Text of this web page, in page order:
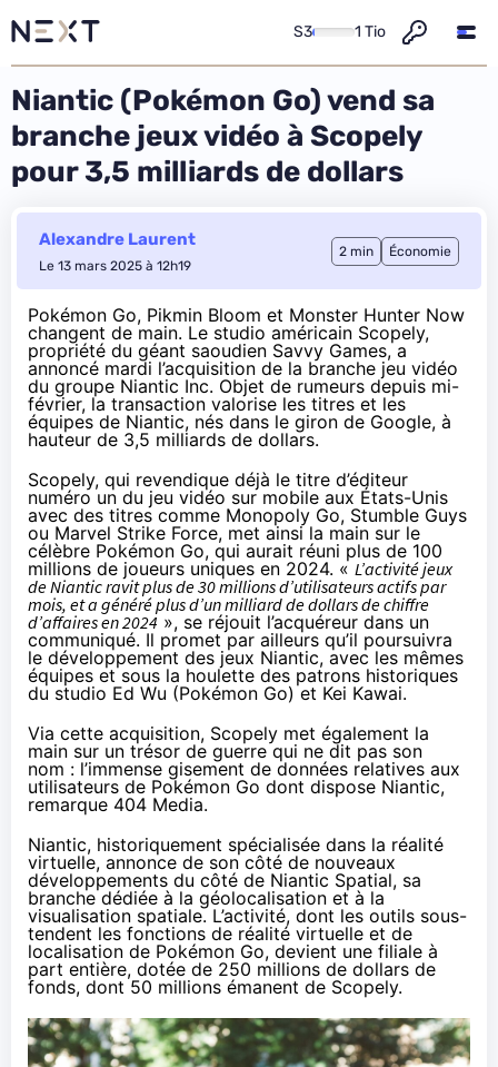
S3 1 Tio
Niantic (Pokémon Go) vend sa
branche jeux vidéo à Scopely
pour 3,5 milliards de dollars
Alexandre Laurent
Le 13 mars 2025 à 12h19
2 min Économie
Pokémon Go, Pikmin Bloom et Monster Hunter Now
changent de main. Le studio américain Scopely,
propriété du géant saoudien Savvy Games, a
annoncé mardi l’acquisition de la branche jeu vidéo
du groupe Niantic Inc. Objet de rumeurs depuis mi-
février, la transaction valorise les titres et les
équipes de Niantic, nés dans le giron de Google, à
hauteur de 3,5 milliards de dollars.
Scopely, qui revendique déjà le titre d’éditeur
numéro un du jeu vidéo sur mobile aux États-Unis
avec des titres comme Monopoly Go, Stumble Guys
ou Marvel Strike Force, met ainsi la main sur le
célèbre Pokémon Go, qui aurait réuni plus de 100
millions de joueurs uniques en 2024. « L’activité jeux
de Niantic ravit plus de 30 millions d’utilisateurs actifs par
mois, et a généré plus d’un milliard de dollars de chiffre
d’affaires en 2024 », se réjouit l’acquéreur dans un
communiqué. Il promet par ailleurs qu’il poursuivra
le développement des jeux Niantic, avec les mêmes
équipes et sous la houlette des patrons historiques
du studio Ed Wu (Pokémon Go) et Kei Kawai.
Via cette acquisition, Scopely met également la
main sur un trésor de guerre qui ne dit pas son
nom : l’immense gisement de données relatives aux
utilisateurs de Pokémon Go dont dispose Niantic,
remarque 404 Media.
Niantic, historiquement spécialisée dans la réalité
virtuelle, annonce de son côté de nouveaux
développements du côté de Niantic Spatial, sa
branche dédiée à la géolocalisation et à la
visualisation spatiale. L’activité, dont les outils sous-
tendent les fonctions de réalité virtuelle et de
localisation de Pokémon Go, devient une filiale à
part entière, dotée de 250 millions de dollars de
fonds, dont 50 millions émanent de Scopely.